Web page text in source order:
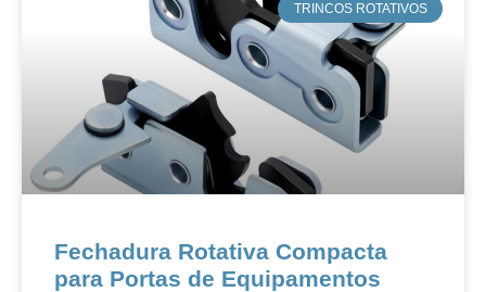
​TRINCOS ROTATIVOS
Fechadura Rotativa Compacta
para Portas de Equipamentos